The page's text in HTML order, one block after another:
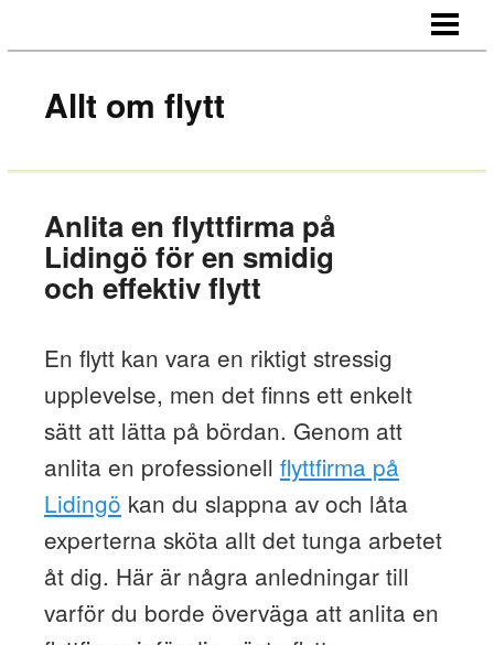
KONTAKT
Allt om flytt
Anlita en flyttfirma på
Lidingö för en smidig
och effektiv flytt
En flytt kan vara en riktigt stressig
upplevelse, men det finns ett enkelt
sätt att lätta på bördan. Genom att
anlita en professionell flyttfirma på
Lidingö kan du slappna av och låta
experterna sköta allt det tunga arbetet
åt dig. Här är några anledningar till
varför du borde överväga att anlita en